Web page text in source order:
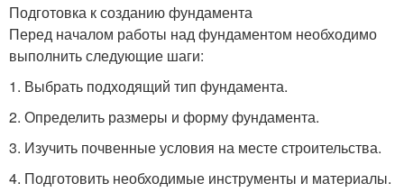
Подготовка к созданию фундамента
Перед началом работы над фундаментом необходимо
выполнить следующие шаги:
1. Выбрать подходящий тип фундамента.
2. Определить размеры и форму фундамента.
3. Изучить почвенные условия на месте строительства.
4. Подготовить необходимые инструменты и материалы.